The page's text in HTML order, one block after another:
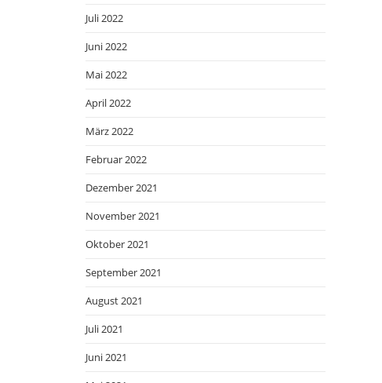
Juli 2022
Juni 2022
Mai 2022
April 2022
März 2022
Februar 2022
Dezember 2021
November 2021
Oktober 2021
September 2021
August 2021
Juli 2021
Juni 2021